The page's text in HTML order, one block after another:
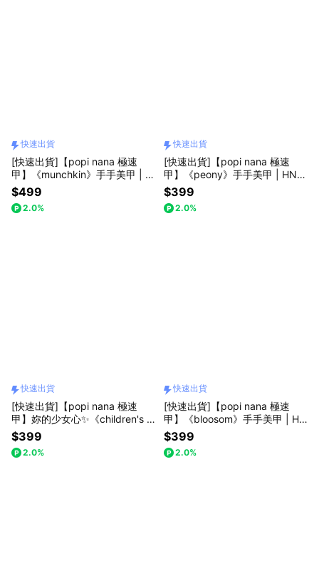
快速出貨
[快速出貨]【popi nana 極速
甲】《munchkin》手手美甲 | H
N-210 (盒裝 / 每款24片)
$499
2.0%
快速出貨
[快速出貨]【popi nana 極速
甲】《peony》手手美甲 | HN-0
68 (盒裝 / 每款24片)
$399
2.0%
快速出貨
[快速出貨]【popi nana 極速
甲】妳的少女心✨《children's d
rawing》手手美甲 | HN-480
(盒裝 / 每款24片) 浪漫禮物 告白
禮物 情人節禮物 閨蜜禮物 朋友
$399
2.0%
快速出貨
[快速出貨]【popi nana 極速
甲】《bloosom》手手美甲 | HN
-037 (盒裝 / 每款24片)
$399
2.0%